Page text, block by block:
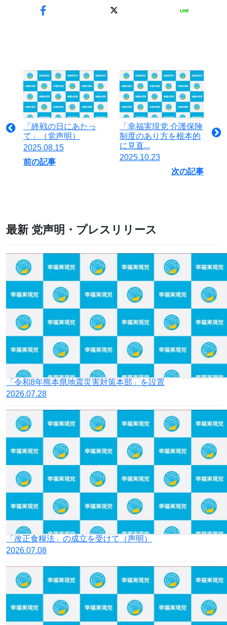
「終戦の日にあたっ
て」（党声明）
2025.08.15
前の記事
「幸福実現党 介護保険
制度のあり方を根本的
に見直...
2025.10.23
次の記事
最新 党声明・プレスリリース
「令和8年熊本県地震災害対策本部」を設置
2026.07.28
「改正⾷糧法」の成⽴を受けて（声明）
2026.07.08